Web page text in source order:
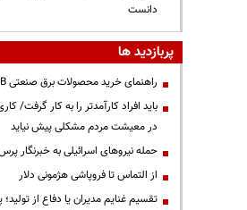
دانست
پربازدید ها
راهنمای خرید محصولات برق صنعتی ABB
باید افراد کارآمدتر را به کار گرفت/
در معیشت مردم مشکلی پیش نیاید
حمله نیروهای اسرائیلی به خبرنگار
از التماس تا فروپاشی هژمونی دلار
تقسیم غنایم مدیران یا دفاع از